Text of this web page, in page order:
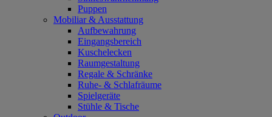
Puppen
Mobiliar & Ausstattung
Aufbewahrung
Eingangsbereich
Kuschelecken
Raumgestaltung
Regale & Schränke
Ruhe- & Schlafräume
Spielgeräte
Stühle & Tische